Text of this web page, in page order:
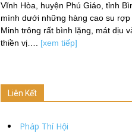
Vĩnh Hòa, huyện Phú Giáo, tỉnh
mình dưới những hàng cao su
Minh trông rất bình lặng, mát dịu
thiền vị…. [xem tiếp]
Liên Kết
Pháp Thí Hội